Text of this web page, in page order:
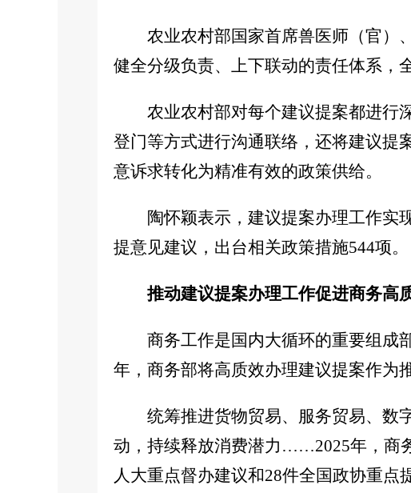
农业农村部国家首席兽医师（官）
健全分级负责、上下联动的责任体系，
农业农村部对每个建议提案都进行
登门等方式进行沟通联络，还将建议提
意诉求转化为精准有效的政策供给。
陶怀颖表示，建议提案办理工作实
提意见建议，出台相关政策措施544项。
推动建议提案办理工作促进商务高
商务工作是国内大循环的重要组成
年，商务部将高质效办理建议提案作为
统筹推进货物贸易、服务贸易、数
动，持续释放消费潜力……2025年，商
人大重点督办建议和28件全国政协重点